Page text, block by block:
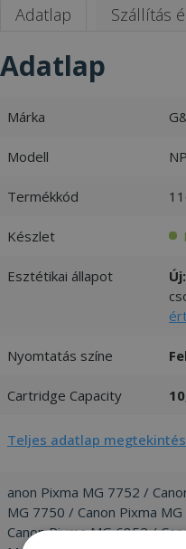
Adatlap Szállítás
Adatlap
Márka
Modell
Termékkód
Készlet
Esztétikai állapot Új:
Nyomtatás színe
Cartridge Capacity
Teljes adatlap
anon Pixma MG 7752 /
MG 7750 / Canon Pixma
Canon Pixma MG 6852 /